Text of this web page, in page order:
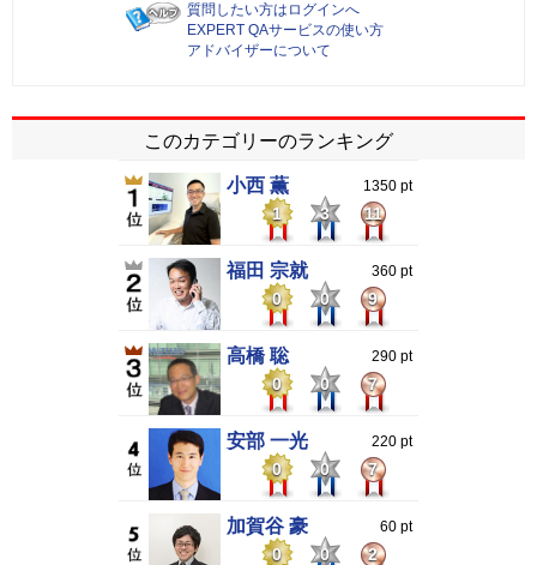
質問したい方はログインへ
EXPERT QAサービスの使い方
アドバイザーについて
このカテゴリーのランキング
小西 薫 1350 pt
1 3 11
福田 宗就 360 pt
0 0 9
高橋 聡 290 pt
0 0 7
安部 一光 220 pt
0 0 7
加賀谷 豪 60 pt
0 0 2